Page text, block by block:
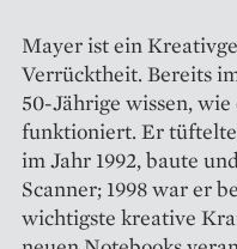
Mayer ist ein
Verrücktheit. Bereits
50-Jährige wissen,
funktioniert. Er
im Jahr 1992, baute
Scanner; 1998 war er
wichtigste kreative